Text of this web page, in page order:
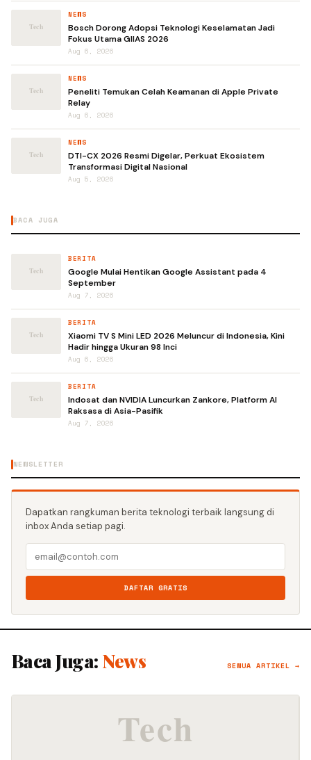
NEWS
Bosch Dorong Adopsi Teknologi Keselamatan Jadi
Fokus Utama GIIAS 2026
Aug 6, 2026
NEWS
Peneliti Temukan Celah Keamanan di Apple Private
Relay
Aug 6, 2026
NEWS
DTI-CX 2026 Resmi Digelar, Perkuat Ekosistem
Transformasi Digital Nasional
Aug 5, 2026
BACA JUGA
BERITA
Google Mulai Hentikan Google Assistant pada 4
September
Aug 7, 2026
BERITA
Xiaomi TV S Mini LED 2026 Meluncur di Indonesia, Kini
Hadir hingga Ukuran 98 Inci
Aug 6, 2026
BERITA
Indosat dan NVIDIA Luncurkan Zankore, Platform AI
Raksasa di Asia-Pasifik
Aug 7, 2026
NEWSLETTER
Dapatkan rangkuman berita teknologi terbaik langsung di
inbox Anda setiap pagi.
DAFTAR GRATIS
Baca Juga: News SEMUA ARTIKEL →